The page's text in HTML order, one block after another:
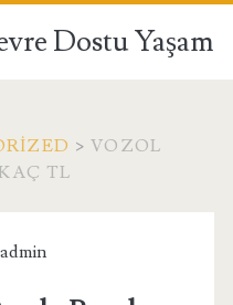
Dostu Yaşam
>VOZOL
TL
admin